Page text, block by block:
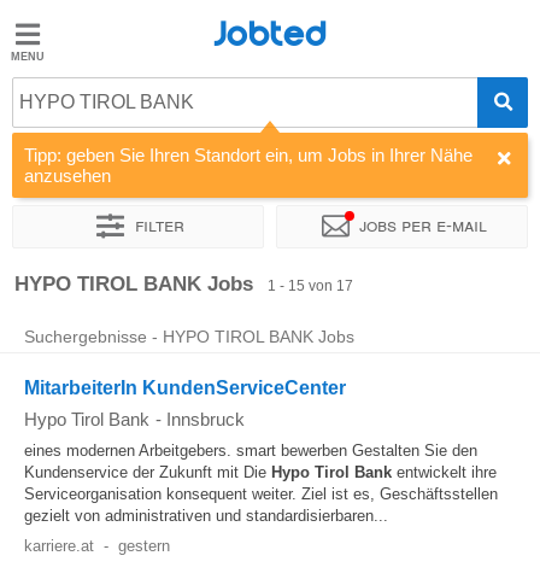
Jobted
Jobs
Gehalt
Jobted
HYPO TIROL BANK
Tipp: geben Sie Ihren Standort ein, um Jobs in Ihrer Nähe
anzusehen
Filter Jobs per e-mail
Sortieren nach Unternehmen Vertragsart
HYPO TIROL BANK Jobs 1 - 15 von 17
Suchergebnisse - HYPO TIROL BANK Jobs
MitarbeiterIn KundenServiceCenter
Hypo Tirol Bank - Innsbruck
eines modernen Arbeitgebers. smart bewerben Gestalten Sie den
Kundenservice der Zukunft mit Die Hypo Tirol Bank entwickelt ihre
Serviceorganisation konsequent weiter. Ziel ist es, Geschäftsstellen
gezielt von administrativen und standardisierbaren...
karriere.at - gestern